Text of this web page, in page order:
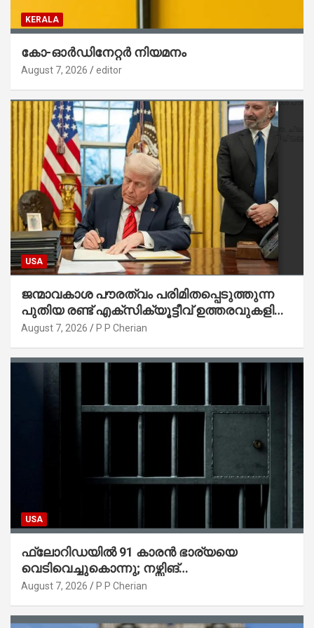
KERALA
കോ-ഓർഡിനേറ്റർ നിയമനം
August 7, 2026 editor
USA
ജന്മാവകാശ പൗരത്വം പരിമിതപ്പെടുത്തുന്ന
പുതിയ രണ്ട് എക്സിക്യൂട്ടീവ് ഉത്തരവുകളിൽ
ട്രംപ് ഒപ്പുവെച്ചു
August 7, 2026 P P Cherian
USA
ഫ്ലോറിഡയിൽ 91 കാരൻ ഭാര്യയെ
വെടിവെച്ചുകൊന്നു; നഴ്സിങ്
ഹോമിലാക്കില്ലെന്ന് നൽകിയ വാഗ്ദാനം
August 7, 2026 P P Cherian